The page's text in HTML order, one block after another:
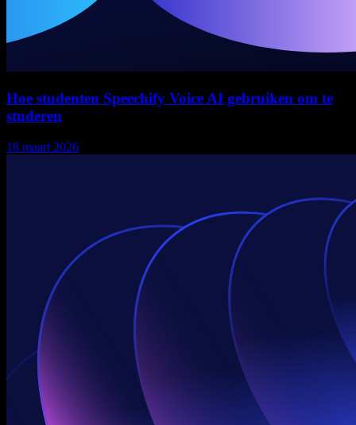
Hoe studenten Speechify Voice AI gebruiken om te
studeren
18 maart 2026